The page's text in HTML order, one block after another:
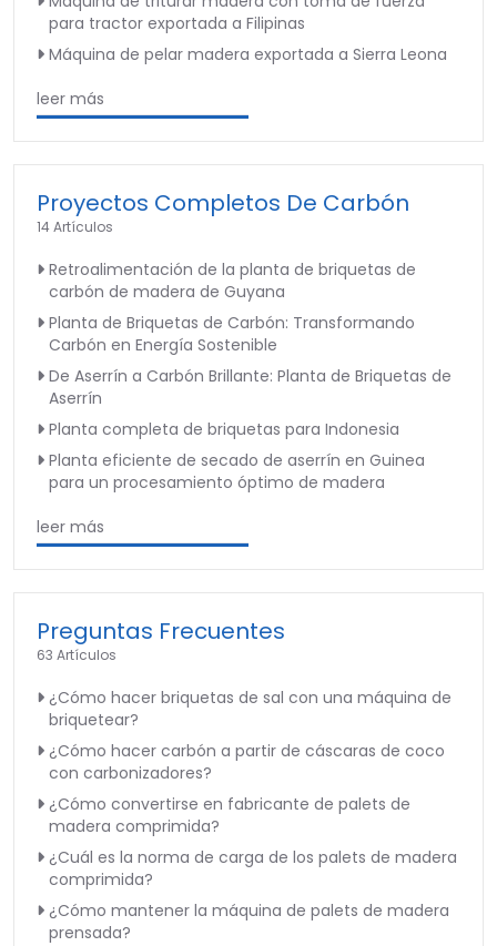
para tractor exportada a Filipinas
Máquina de pelar madera exportada a Sierra Leona
leer más
Proyectos Completos De Carbón
14 Artículos
Retroalimentación de la planta de briquetas de
carbón de madera de Guyana
Planta de Briquetas de Carbón: Transformando
Carbón en Energía Sostenible
De Aserrín a Carbón Brillante: Planta de Briquetas de
Aserrín
Planta completa de briquetas para Indonesia
Planta eficiente de secado de aserrín en Guinea
para un procesamiento óptimo de madera
leer más
Preguntas Frecuentes
63 Artículos
¿Cómo hacer briquetas de sal con una máquina de
briquetear?
¿Cómo hacer carbón a partir de cáscaras de coco
con carbonizadores?
¿Cómo convertirse en fabricante de palets de
madera comprimida?
¿Cuál es la norma de carga de los palets de madera
comprimida?
¿Cómo mantener la máquina de palets de madera
prensada?